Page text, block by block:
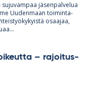
jä­sen­pal­ve­lua
Uu­den­maan toi­minta-
osaa­jaa,
– ra­joi­tus­